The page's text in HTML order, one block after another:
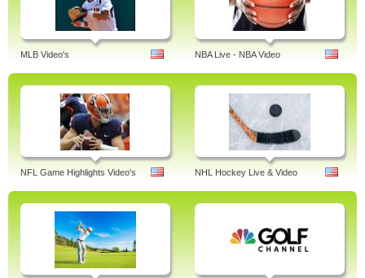
MLB Video's NBA Live - NBA Video
NFL Game Highlights Video's NHL Hockey Live & Video